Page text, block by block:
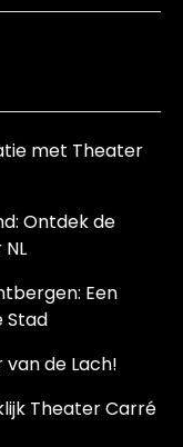
met Theater
Ontdek de
Een
Stad
de Lach!
Theater Carré